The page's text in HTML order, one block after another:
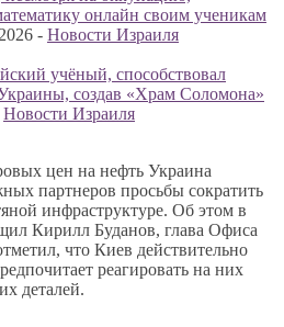
онлайн своим ученикам
- Новости Израиля
учёный, способствовал
создав «Храм Соломона»
Новости Израиля
цен на нефть Украина
партнеров просьбы сократить
инфраструктуре. Об этом в
Кирилл Буданов, глава Офиса
что Киев действительно
реагировать на них
деталей.